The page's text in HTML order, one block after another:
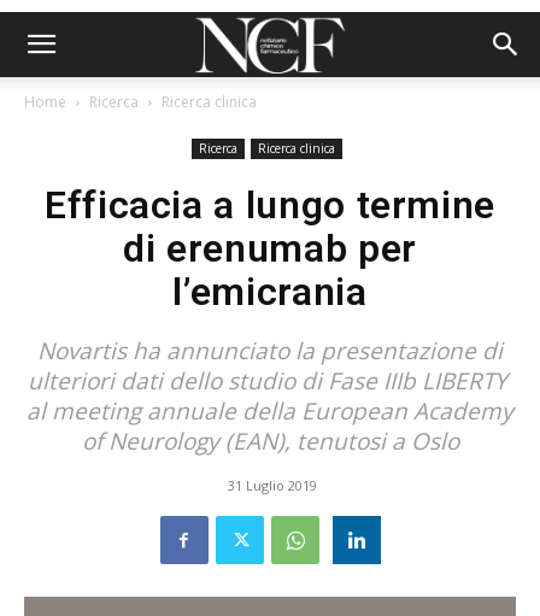
Home Ricerca Ricerca clinica
Ricerca Ricerca clinica
Efficacia a lungo termine
di erenumab per
l’emicrania
Novartis ha annunciato la presentazione di
ulteriori dati dello studio di Fase IIIb LIBERTY
al meeting annuale della European Academy
of Neurology (EAN), tenutosi a Oslo
31 Luglio 2019